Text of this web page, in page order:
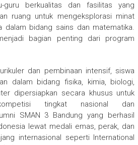
guru berkualitas dan fasilitas yang
ruang untuk mengeksplorasi minat
dalam bidang sains dan matematika.
bagian penting dari program
dan pembinaan intensif, siswa
dalam bidang fisika, kimia, biologi,
dipersiapkan secara khusus untuk
kompetisi tingkat nasional dan
SMAN 3 Bandung yang berhasil
lewat medali emas, perak, dan
internasional seperti International